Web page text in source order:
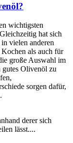
wichtigsten
hat sich
vielen anderen
als auch für
große Auswahl im
Olivenöl zu
sorgen dafür,
derer sich
lässt....